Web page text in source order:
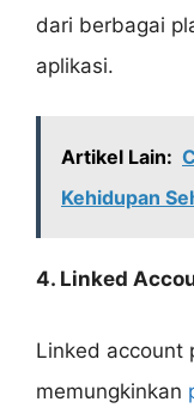
dari berbagai
aplikasi.
Artikel Lain:
Kehidupan
4. Linked
Linked account
memungkinkan